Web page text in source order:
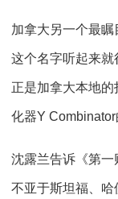
加拿大另一个最瞩
这个名字听起来
正是加拿大本地
化器Y Combinator
沈露兰告诉《第
不亚于斯坦福、